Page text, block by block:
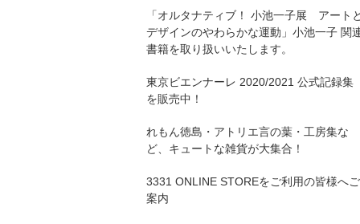
「オルタナティブ！ 小池一子展 アート
デザインのやわらかな運動」小池一子 関
書籍を取り扱いいたします。
東京ビエンナーレ 2020/2021 公式記録集
を販売中！
れもん徳島・アトリエ言の葉・工房集な
ど、キュートな雑貨が大集合！
3331 ONLINE STOREをご利用の皆様へご
案内